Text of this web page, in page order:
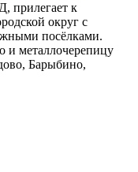
к
округ с
посёлками.
и металлочерепицу
Барыбино,